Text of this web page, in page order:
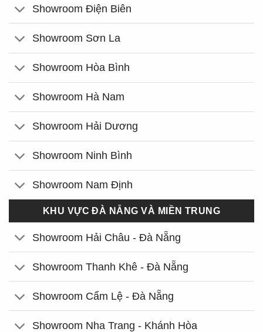
Showroom Điện Biên
Showroom Sơn La
Showroom Hòa Bình
Showroom Hà Nam
Showroom Hải Dương
Showroom Ninh Bình
Showroom Nam Định
KHU VỰC ĐÀ NẴNG VÀ MIỀN TRUNG
Showroom Hải Châu - Đà Nẵng
Showroom Thanh Khê - Đà Nẵng
Showroom Cẩm Lệ - Đà Nẵng
Showroom Nha Trang - Khánh Hòa